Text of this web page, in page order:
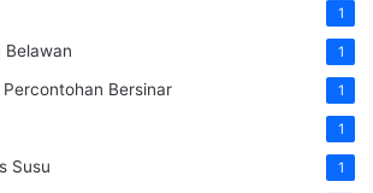
1
Belawan 1
Bersinar 1
1
Susu 1